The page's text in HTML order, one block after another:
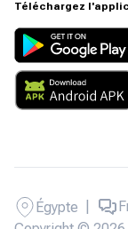
Téléchargez
Égypte